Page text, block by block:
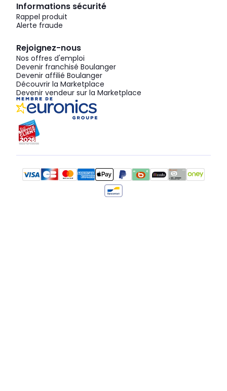
Informations sécurité
Rappel produit
Alerte fraude
Rejoignez-nous
Nos offres d'emploi
Devenir franchisé Boulanger
Devenir affilié Boulanger
Découvrir la Marketplace
Devenir vendeur sur la Marketplace